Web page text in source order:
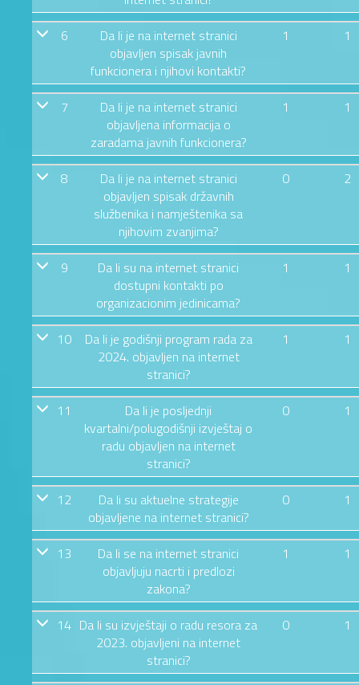
6
Da li je na internet stranici
objavljen spisak javnih
funkcionera i njihovi kontakti?
1 1
7
Da li je na internet stranici
objavljena informacija o
zaradama javnih funkcionera?
1 1
8
Da li je na internet stranici
objavljen spisak državnih
službenika i namještenika sa
njihovim zvanjima?
0 2
9
Da li su na internet stranici
dostupni kontakti po
organizacionim jedinicama?
1 1
10
Da li je godišnji program rada za
2024. objavljen na internet
stranici?
1 1
11
Da li je posljednji
kvartalni/polugodišnji izvještaj o
radu objavljen na internet
stranici?
0 1
12
Da li su aktuelne strategije
objavljene na internet stranici?
0 1
13
Da li se na internet stranici
objavljuju nacrti i predlozi
zakona?
1 1
14 Da li su izvještaji o radu resora za
2023. objavljeni na internet
stranici?
0 1